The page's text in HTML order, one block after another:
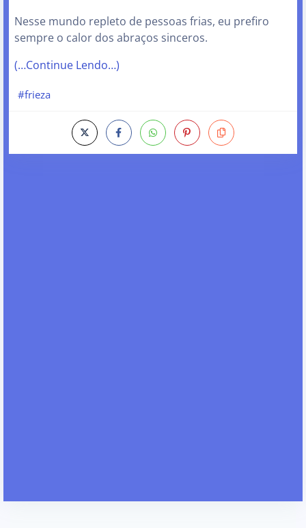
Nesse mundo repleto de pessoas frias, eu prefiro
sempre o calor dos abraços sinceros.
(…Continue Lendo…)
#frieza